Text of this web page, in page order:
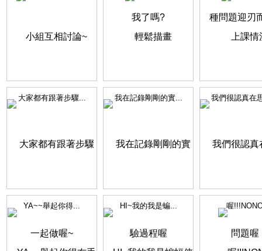
大家都有跟著步驟... 我在記錄剛剛的實... 我們很認真在
YA~~舉起你得... HI~我的我是蝙... 喔